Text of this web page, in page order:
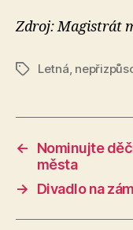
Zdroj: Magistrát
ŠtítkyLetná,
←
Nominujte
města
→
Divadlo na